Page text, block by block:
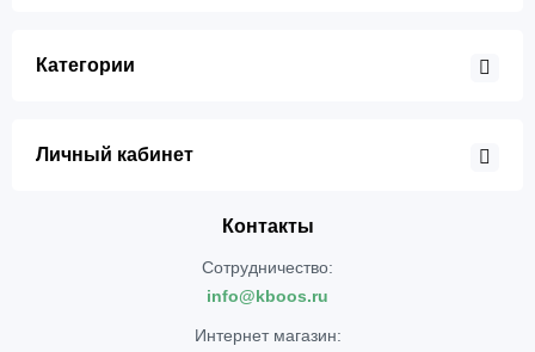
Категории
Личный кабинет
Контакты
Сотрудничество:
info@kboos.ru
Интернет магазин: